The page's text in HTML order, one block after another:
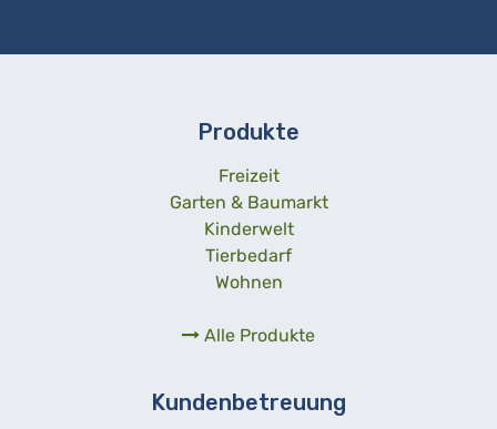
Produkte
Freizeit
Garten & Baumarkt
Kinderwelt
Tierbedarf
Wohnen
Alle Produkte
Kundenbetreuung